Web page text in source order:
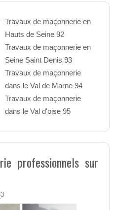
Travaux de maçonnerie en
Hauts de Seine 92
Travaux de maçonnerie en
Seine Saint Denis 93
Travaux de maçonnerie
dans le Val de Marne 94
Travaux de maçonnerie
dans le Val d'oise 95
professionnels sur